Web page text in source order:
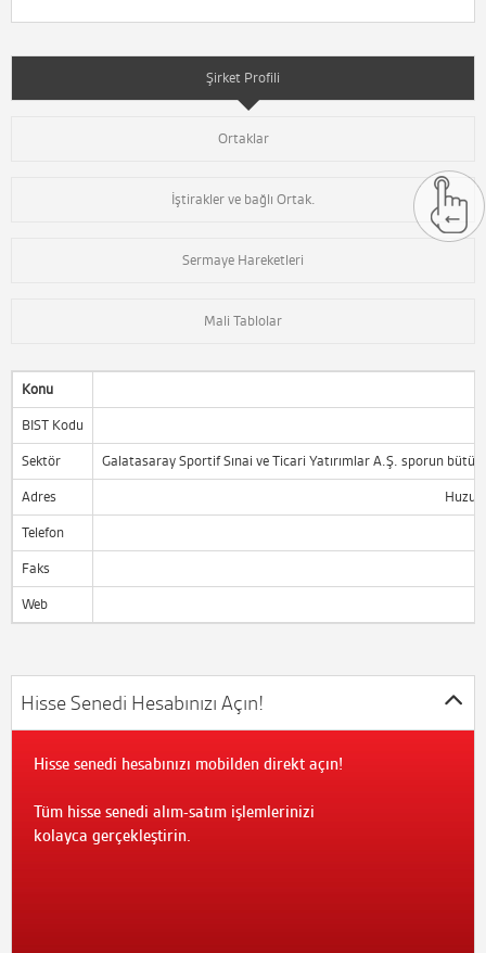
Şirket Profili
Ortaklar
İştirakler ve bağlı Ortak.
Sermaye Hareketleri
Mali Tablolar
Konu
BIST Kodu
Sektör Galatasaray Sportif Sınai ve Ticari Yatırımlar A.Ş. sporun
Adres Huzur
Telefon
Faks
Web
Hisse Senedi Hesabınızı Açın!
Hisse senedi hesabınızı mobilden direkt açın!
Tüm hisse senedi alım-satım işlemlerinizi
kolayca gerçekleştirin.